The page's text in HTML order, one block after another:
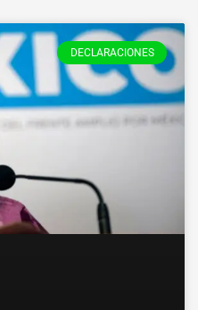
DECLARACIONES